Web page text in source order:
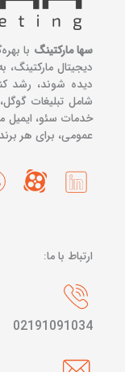
سها مارکتینگ با
دیجیتال
دیده شوند، رشد
شامل تبلیغات
خدمات سئو، ایمیل
عمومی، برای هر
ارتباط با ما:
02191091034